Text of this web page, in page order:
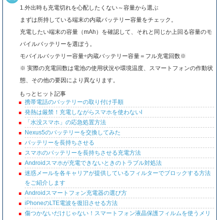
1.外出時も充電切れを心配したくない～容量から選ぶ
まずは所持している端末の内蔵バッテリー容量をチェック。
充電したい端末の容量（mAh）を確認して、それと同じか上回る容量のモ
バイルバッテリーを選ぼう。
モバイルバッテリー容量÷内蔵バッテリー容量＝フル充電回数※
※ 実際の充電回数は電池の使用状況や環境温度、スマートフォンの作動状
態、その他の要因により異なります。
もっとヒット記事
携帯電話のバッテリーの取り付け手順
発熱は厳禁！充電しながらスマホを使わないl
「水没スマホ」の応急処置方法
Nexus5のバッテリーを交換してみた
バッテリーを長持ちさせる
スマホのバッテリーを長持ちさせる充電方法
Androidスマホが充電できないときのトラブル対処法
迷惑メールを各キャリアが提供しているフィルターでブロックする方法
をご紹介します
Androidスマートフォン充電器の選び方
iPhoneのLTE電波を復旧させる方法
傷つかないだけじゃない！スマートフォン液晶保護フィルムを使うメリ